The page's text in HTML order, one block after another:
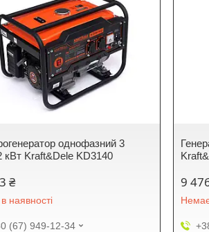
однофазний 3
кВт Kraft&Dele KD3140
₴
наявності
(67) 949-12-34
9